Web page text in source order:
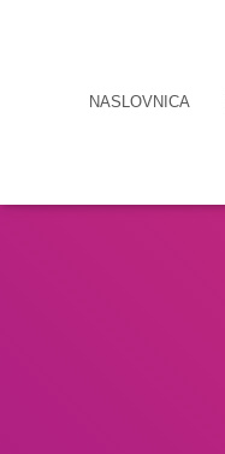
NASLOVNICA